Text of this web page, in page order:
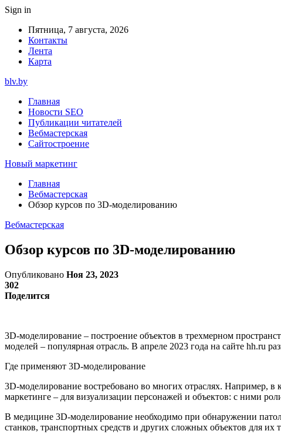
Sign in
Пятница, 7 августа, 2026
Контакты
Лента
Карта
blv.by
Главная
Новости SEO
Публикации читателей
Вебмастерская
Сайтостроение
Новый маркетинг
Главная
Вебмастерская
Обзор курсов по 3D-моделированию
Вебмастерская
Обзор курсов по 3D-моделированию
Опубликовано Ноя 23, 2023
302
Поделится
3D-моделирование – построение объектов в трехмерном
моделей – популярная отрасль. В апреле 2023 года на сайте hh.ru
Где применяют 3D-моделирование
3D-моделирование востребовано во многих отраслях. Например,
маркетинге – для визуализации персонажей и объектов: с ними
В медицине 3D-моделирование необходимо при обнаружении
станков, транспортных средств и других сложных объектов для их